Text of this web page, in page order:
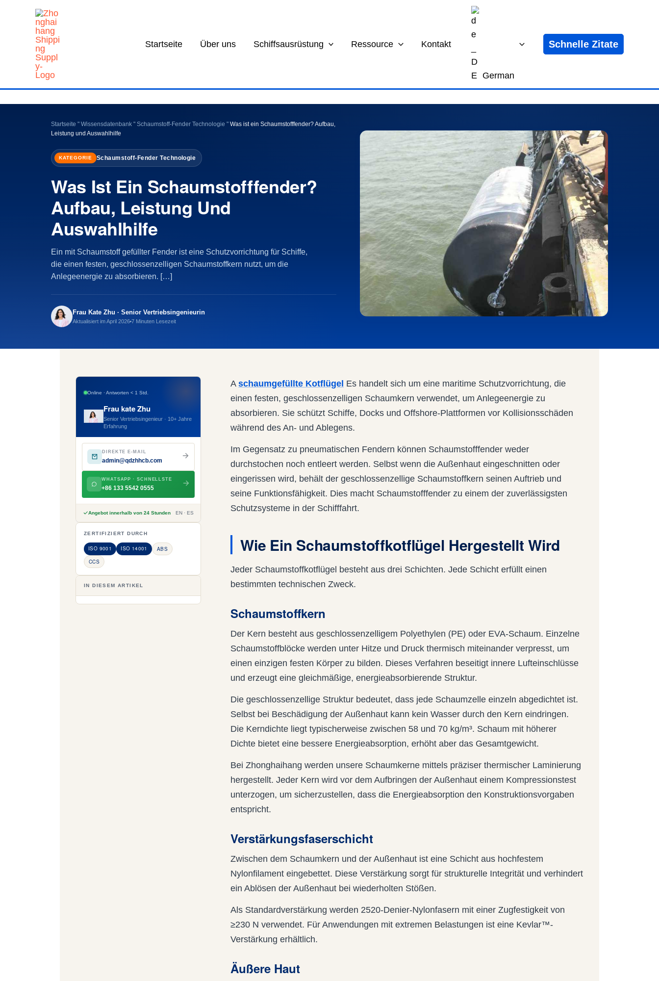
Startseite
Über uns Schiffsausrüstung Ressource Kontakt
German
Schnelle Zitate
Startseite " Wissensdatenbank " Schaumstoff-Fender Technologie " Was ist ein Schaumstofffender? Aufbau,
Leistung und Auswahlhilfe
KATEGORIE Schaumstoff-Fender Technologie
Was Ist Ein Schaumstofffender?
Aufbau, Leistung Und
Auswahlhilfe
Ein mit Schaumstoff gefüllter Fender ist eine Schutzvorrichtung für Schiffe,
die einen festen, geschlossenzelligen Schaumstoffkern nutzt, um die
Anlegeenergie zu absorbieren. […]
Frau Kate Zhu · Senior Vertriebsingenieurin
Aktualisiert im April 2026 7 Minuten Lesezeit
Online · Antworten < 1 Std.
Frau kate Zhu
Senior Vertriebsingenieur · 10+ Jahre
Erfahrung
DIREKTE E-MAIL
admin@qdzhhcb.com
WHATSAPP · SCHNELLSTE
+86 133 5542 0555
Angebot innerhalb von 24 Stunden EN · ES
ZERTIFIZIERT DURCH
ISO 9001 ISO 14001
ABS
CCS
IN DIESEM ARTIKEL
A schaumgefüllte Kotflügel Es handelt sich um eine maritime Schutzvorrichtung, die
einen festen, geschlossenzelligen Schaumkern verwendet, um Anlegeenergie zu
absorbieren. Sie schützt Schiffe, Docks und Offshore-Plattformen vor Kollisionsschäden
während des An- und Ablegens.
Im Gegensatz zu pneumatischen Fendern können Schaumstofffender weder
durchstochen noch entleert werden. Selbst wenn die Außenhaut eingeschnitten oder
eingerissen wird, behält der geschlossenzellige Schaumstoffkern seinen Auftrieb und
seine Funktionsfähigkeit. Dies macht Schaumstofffender zu einem der zuverlässigsten
Schutzsysteme in der Schifffahrt.
Wie Ein Schaumstoffkotflügel Hergestellt Wird
Jeder Schaumstoffkotflügel besteht aus drei Schichten. Jede Schicht erfüllt einen
bestimmten technischen Zweck.
Schaumstoffkern
Der Kern besteht aus geschlossenzelligem Polyethylen (PE) oder EVA-Schaum. Einzelne
Schaumstoffblöcke werden unter Hitze und Druck thermisch miteinander verpresst, um
einen einzigen festen Körper zu bilden. Dieses Verfahren beseitigt innere Lufteinschlüsse
und erzeugt eine gleichmäßige, energieabsorbierende Struktur.
Die geschlossenzellige Struktur bedeutet, dass jede Schaumzelle einzeln abgedichtet ist.
Selbst bei Beschädigung der Außenhaut kann kein Wasser durch den Kern eindringen.
Die Kerndichte liegt typischerweise zwischen 58 und 70 kg/m³. Schaum mit höherer
Dichte bietet eine bessere Energieabsorption, erhöht aber das Gesamtgewicht.
Bei Zhonghaihang werden unsere Schaumkerne mittels präziser thermischer Laminierung
hergestellt. Jeder Kern wird vor dem Aufbringen der Außenhaut einem Kompressionstest
unterzogen, um sicherzustellen, dass die Energieabsorption den Konstruktionsvorgaben
entspricht.
Verstärkungsfaserschicht
Zwischen dem Schaumkern und der Außenhaut ist eine Schicht aus hochfestem
Nylonfilament eingebettet. Diese Verstärkung sorgt für strukturelle Integrität und verhindert
ein Ablösen der Außenhaut bei wiederholten Stößen.
Als Standardverstärkung werden 2520-Denier-Nylonfasern mit einer Zugfestigkeit von
≥230 N verwendet. Für Anwendungen mit extremen Belastungen ist eine Kevlar™-
Verstärkung erhältlich.
Äußere Haut